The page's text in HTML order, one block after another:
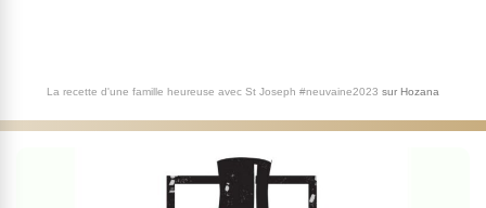
La recette d'une famille heureuse avec St Joseph #neuvaine2023 sur Hozana